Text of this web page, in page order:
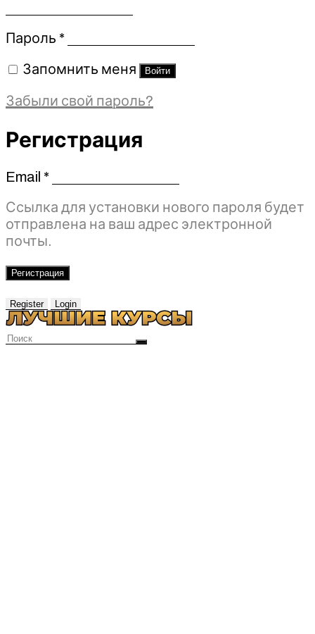
Пароль *Обязательно
Запомнить меня Войти
Забыли свой пароль?
Регистрация
Email *Обязательно
Ссылка для установки нового пароля будет
отправлена ​​на ваш адрес электронной
почты.
Регистрация
Register Login